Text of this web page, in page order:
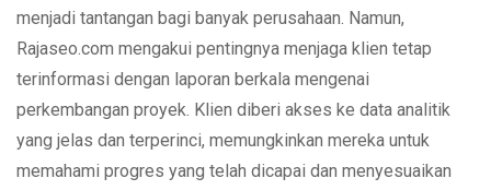
menjadi tantangan bagi banyak perusahaan. Namun,
Rajaseo.com mengakui pentingnya menjaga klien tetap
terinformasi dengan laporan berkala mengenai
perkembangan proyek. Klien diberi akses ke data analitik
yang jelas dan terperinci, memungkinkan mereka untuk
memahami progres yang telah dicapai dan menyesuaikan